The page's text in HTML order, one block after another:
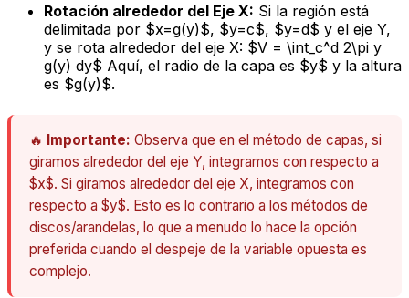
Rotación alrededor del Eje X: Si la región está
delimitada por $x=g(y)$, $y=c$, $y=d$ y el eje Y,
y se rota alrededor del eje X: $V = \int_c^d 2\pi y
g(y) dy$ Aquí, el radio de la capa es $y$ y la altura
es $g(y)$.
🔥 Importante: Observa que en el método de capas, si
giramos alrededor del eje Y, integramos con respecto a
$x$. Si giramos alrededor del eje X, integramos con
respecto a $y$. Esto es lo contrario a los métodos de
discos/arandelas, lo que a menudo lo hace la opción
preferida cuando el despeje de la variable opuesta es
complejo.